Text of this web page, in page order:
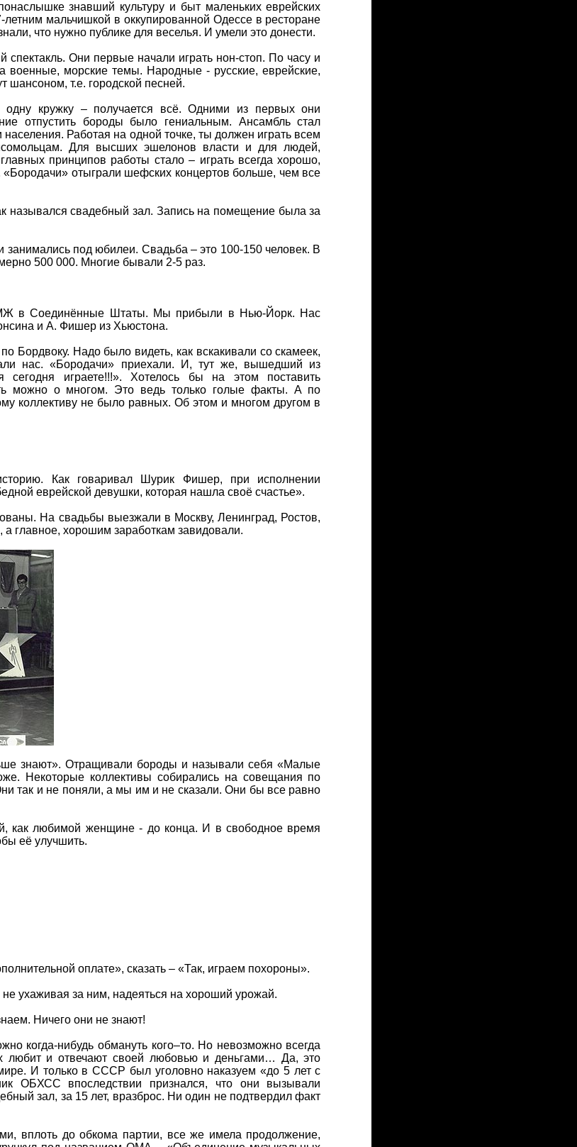
знавший культуру и быт маленьких еврейских
мальчишкой в оккупированной Одессе в ресторане
что нужно публике для веселья. И умели это донести.
спектакль. Они первые начали играть нон-стоп. По часу и
военные, морские темы. Народные - русские, еврейские,
шансоном, т.е. городской песней.
кружку – получается всё. Одними из первых они
отпустить бороды было гениальным. Ансамбль стал
Работая на одной точке, ты должен играть всем
Для высших эшелонов власти и для людей,
принципов работы стало – играть всегда хорошо,
«Бородачи» отыграли шефских концертов больше, чем все
назывался свадебный зал. Запись на помещение была за
занимались под юбилеи. Свадьба – это 100-150 человек. В
500 000. Многие бывали 2-5 раз.
в Соединённые Штаты. Мы прибыли в Нью-Йорк. Нас
и А. Фишер из Хьюстона.
Бордвоку. Надо было видеть, как вскакивали со скамеек,
нас. «Бородачи» приехали. И, тут же, вышедший из
играете!!!». Хотелось бы на этом поставить
можно о многом. Это ведь только голые факты. А по
коллективу не было равных. Об этом и многом другом в
Как говаривал Шурик Фишер, при исполнении
еврейской девушки, которая нашла своё счастье».
На свадьбы выезжали в Москву, Ленинград, Ростов,
главное, хорошим заработкам завидовали.
знают». Отращивали бороды и называли себя «Малые
Некоторые коллективы собирались на совещания по
так и не поняли, а мы им и не сказали. Они бы все равно
как любимой женщине - до конца. И в свободное время
её улучшить.
оплате», сказать – «Так, играем похороны».
ухаживая за ним, надеяться на хороший урожай.
Ничего они не знают!
когда-нибудь обмануть кого–то. Но невозможно всегда
любит и отвечают своей любовью и деньгами… Да, это
И только в СССР был уголовно наказуем «до 5 лет с
ОБХСС впоследствии признался, что они вызывали
зал, за 15 лет, вразброс. Ни один не подтвердил факт
вплоть до обкома партии, все же имела продолжение,